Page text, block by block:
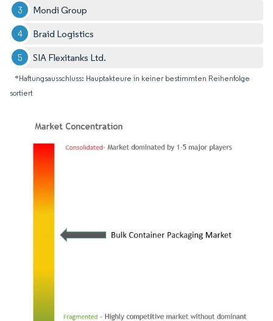
Mondi Group
Braid Logistics
SIA Flexitanks Ltd.
*Haftungsausschluss: Hauptakteure in keiner bestimmten Reihenfolge
sortiert